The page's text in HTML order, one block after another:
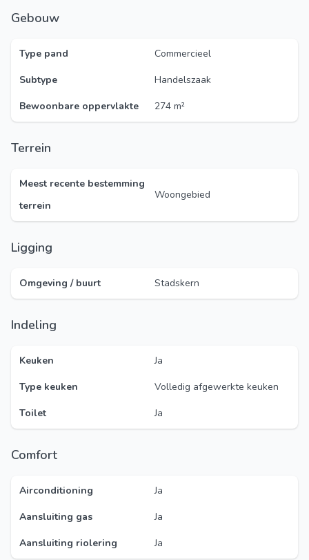
Gebouw
Type pand
Commercieel
Subtype
Handelszaak
Bewoonbare oppervlakte
274 m²
Terrein
Meest recente bestemming
terrein
Woongebied
Ligging
Omgeving / buurt Stadskern
Indeling
Keuken
Ja
Type keuken
Volledig afgewerkte keuken
Toilet
Ja
Comfort
Airconditioning
Ja
Aansluiting gas
Ja
Aansluiting riolering
Ja